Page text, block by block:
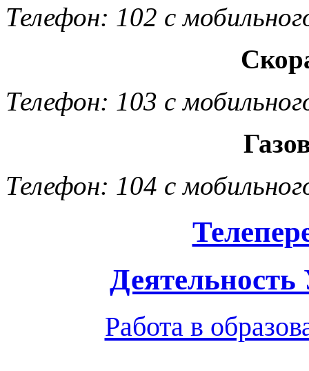
Телефон: 102 с
Телефон: 103 с
Телефон: 104 с
Работа в